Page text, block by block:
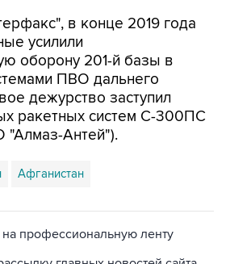
в конце 2019 года
усилили
оборону 201-й базы в
ПВО дальнего
дежурство заступил
ракетных систем С-300ПС
Антей").
Афганистан
на профессиональную ленту